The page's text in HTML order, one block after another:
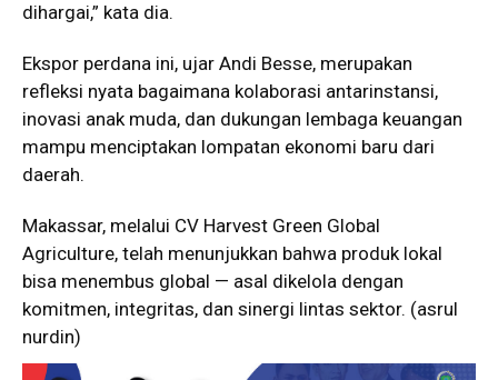
dihargai,” kata dia.
Ekspor perdana ini, ujar Andi Besse, merupakan
refleksi nyata bagaimana kolaborasi antarinstansi,
inovasi anak muda, dan dukungan lembaga keuangan
mampu menciptakan lompatan ekonomi baru dari
daerah.
Makassar, melalui CV Harvest Green Global
Agriculture, telah menunjukkan bahwa produk lokal
bisa menembus global — asal dikelola dengan
komitmen, integritas, dan sinergi lintas sektor. (asrul
nurdin)